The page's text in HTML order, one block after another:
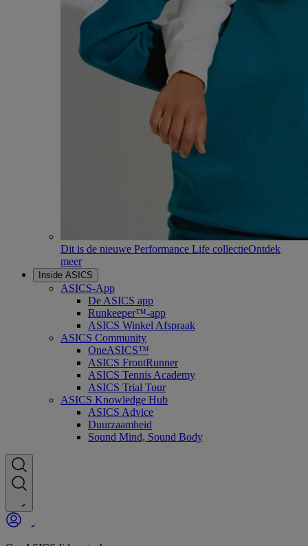
Dit is de nieuwe Performance Life collectieOntdek
meer
Inside ASICS
ASICS-App
De ASICS app
Runkeeper™-app
ASICS Winkel Afspraak
ASICS Community
OneASICS™
ASICS FrontRunner
ASICS Tennis Academy
ASICS Trial Tour
ASICS Knowledge Hub
ASICS Advice
Duurzaamheid
Sound Mind, Sound Body